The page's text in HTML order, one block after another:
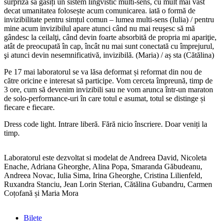
decat umanitatea folosește acum comunicarea. iată o formă de
invizibilitate pentru simțul comun – lumea multi-sens (Iulia) / pentru
mine acum invizibilul apare atunci când nu mai reuşesc să mă
gândesc la ceilalţi, când devin foarte absorbită de propria mi apariţie,
atât de preocupată în cap, încât nu mai sunt conectată cu împrejurul,
şi atunci devin nesemnificativă, invizibilă. (Maria) / aș sta (Cătălina)
Pe 17 mai laboratorul se va lăsa deformat și reformat din nou de
către oricine e interesat să participe. Vom cerceta împreună, timp de
3 ore, cum să devenim invizibili sau ne vom arunca într-un maraton
de solo-performance-uri în care totul e asumat, totul se distinge și
fiecare e fiecare.
Dress code light. Intrare liberă. Fără nicio înscriere. Doar veniți la
timp.
Laboratorul este dezvoltat si modelat de Andreea David, Nicoleta
Enache, Adriana Gheorghe, Alina Popa, Smaranda Găbudeanu,
Andreea Novac, Iulia Sima, Irina Gheorghe, Cristina Lilienfeld,
Ruxandra Stanciu, Jean Lorin Sterian, Cătălina Gubandru, Carmen
Coțofană și Maria Mora
Bilete